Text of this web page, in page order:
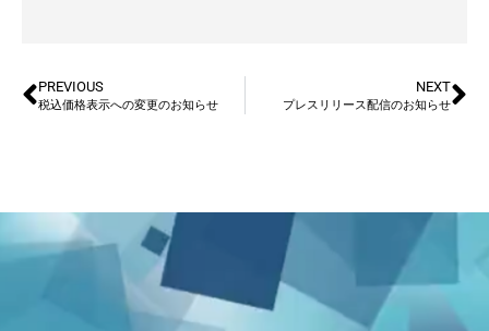
PREVIOUS
税込価格表示への変更のお知らせ
NEXT
プレスリリース配信のお知らせ